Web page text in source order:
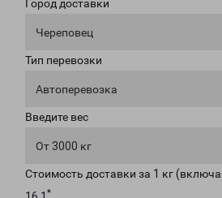
Город доставки
Череповец
Тип перевозки
Автоперевозка
Введите вес
От 3000 кг
Стоимость доставки за 1 кг
*